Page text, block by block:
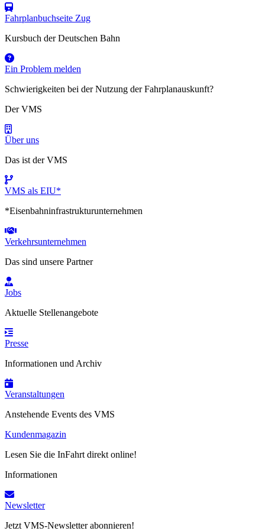
Fahrplanbuchseite Zug
Kursbuch der Deutschen Bahn
Ein Problem melden
Schwierigkeiten bei der Nutzung der Fahrplanauskunft?
Der VMS
Über uns
Das ist der VMS
VMS als EIU*
*Eisenbahninfrastrukturunternehmen
Verkehrsunternehmen
Das sind unsere Partner
Jobs
Aktuelle Stellenangebote
Presse
Informationen und Archiv
Veranstaltungen
Anstehende Events des VMS
Kundenmagazin
Lesen Sie die InFahrt direkt online!
Informationen
Newsletter
Jetzt VMS-Newsletter abonnieren!